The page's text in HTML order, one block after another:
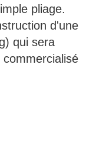
pliage.
d'une
qui sera